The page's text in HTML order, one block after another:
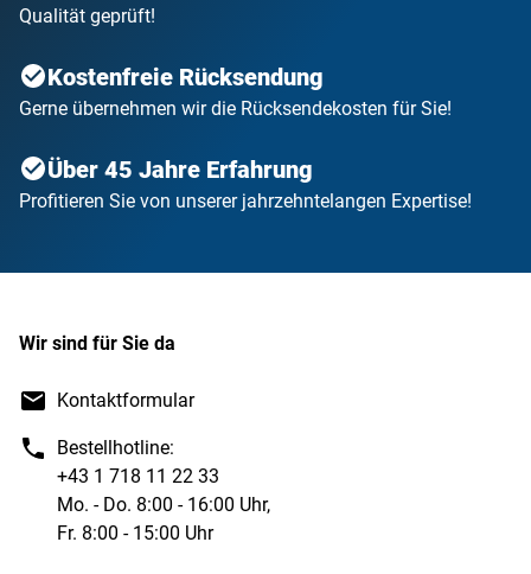
Qualität geprüft!
Kostenfreie Rücksendung
Gerne übernehmen wir die Rücksendekosten für Sie!
Über 45 Jahre Erfahrung
Profitieren Sie von unserer jahrzehntelangen Expertise!
Wir sind für Sie da
Kontaktformular
Bestellhotline:
+43 1 718 11 22 33
Mo. - Do. 8:00 - 16:00 Uhr,
Fr. 8:00 - 15:00 Uhr